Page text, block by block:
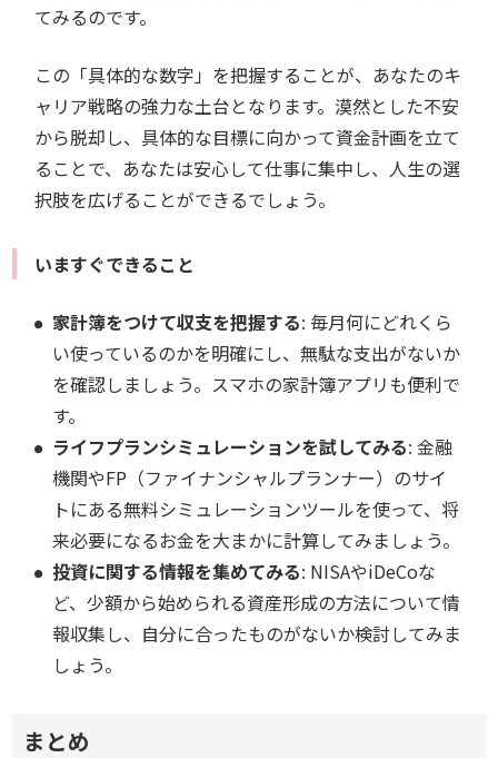
てみるのです。
この「具体的な数字」を把握することが、あなたのキ
ャリア戦略の強力な土台となります。漠然とした不安
から脱却し、具体的な目標に向かって資金計画を立て
ることで、あなたは安心して仕事に集中し、人生の選
択肢を広げることができるでしょう。
いますぐできること
家計簿をつけて収支を把握する: 毎月何にどれくら
い使っているのかを明確にし、無駄な支出がないか
を確認しましょう。スマホの家計簿アプリも便利で
す。
ライフプランシミュレーションを試してみる: 金融
機関やFP（ファイナンシャルプランナー）のサイ
トにある無料シミュレーションツールを使って、将
来必要になるお金を大まかに計算してみましょう。
投資に関する情報を集めてみる: NISAやiDeCoな
ど、少額から始められる資産形成の方法について情
報収集し、自分に合ったものがないか検討してみま
しょう。
まとめ